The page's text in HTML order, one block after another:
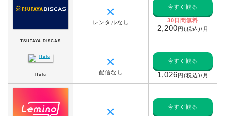
TSUTAYA DISCAS
✕
レンタルなし
今すぐ観る
30日間無料
2,200円(税込)/月
Hulu
✕
配信なし
今すぐ観る
1,026円(税込)/月
✕ 今すぐ観る